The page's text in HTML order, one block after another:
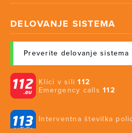
DELOVANJE SISTEMA
Preverite delovanje sistema
Klici v sili112
Emergency calls 112
Interventna številka